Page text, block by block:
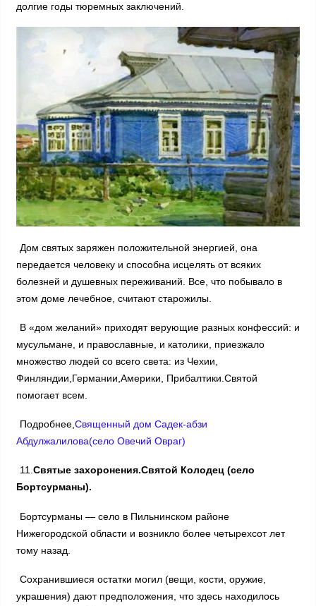
долгие годы тюремных заключений.
Дом святых заряжен положительной энергией, она
передается человеку и способна исцелять от всяких
болезней и душевных переживаний. Все, что побывало в
этом доме лечебное, считают старожилы.
В «дом желаний» приходят верующие разных конфессий: и
мусульмане, и православные, и католики, приезжало
множество людей со всего света: из Чехии,
Финляндии,Германии,Америки, Прибалтики.Святой
помогает всем.
Подробнее, Священный дом Садек-абзи
Абдулжалилова(село Овечий Овраг)
11.Святые захоронения.Святой Колодец (село
Бортсурманы).
Бортсурманы — село в Пильнинском районе
Нижегородской области и возникло более четырехсот лет
тому назад.
Сохранившиеся остатки могил (вещи, кости, оружие,
украшения) дают предположения, что здесь находилось